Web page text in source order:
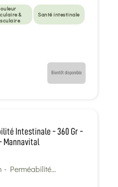
&
Santé intestinale
Bientôt disponible
Intestinale - 360 Gr -
Mannavital